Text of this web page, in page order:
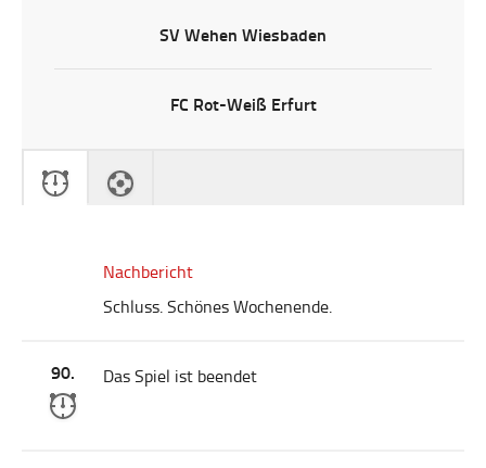
SV Wehen Wiesbaden
FC Rot-Weiß Erfurt
Nachbericht
Schluss. Schönes Wochenende.
90. Das Spiel ist beendet